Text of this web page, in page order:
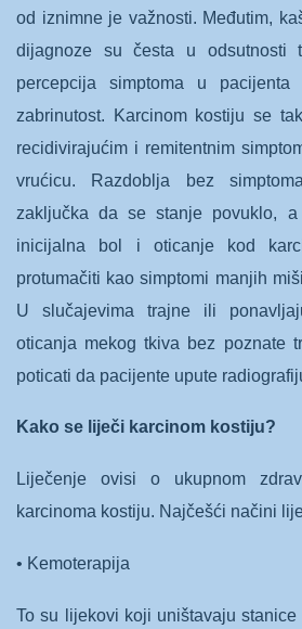
od iznimne je važnosti. Međutim,
dijagnoze su česta u odsutnosti
percepcija simptoma u
zabrinutost. Karcinom kostiju se
recidivirajućim i remitentnim
vrućicu. Razdoblja bez
zaključka da se stanje povuklo,
inicijalna bol i oticanje kod
protumačiti kao simptomi manjih
U slučajevima trajne ili
oticanja mekog tkiva bez poznate
poticati da pacijente upute
Kako se liječi karcinom kostiju?
Liječenje ovisi o ukupnom
karcinoma kostiju. Najčešći načini
• Kemoterapija
To su lijekovi koji uništavaju